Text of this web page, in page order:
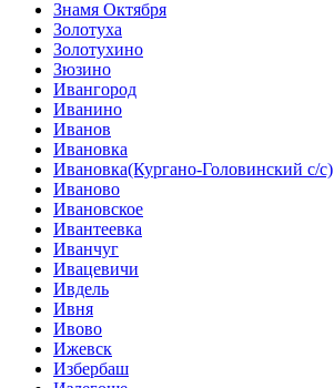
Знамя Октября
Золотуха
Золотухино
Зюзино
Ивангород
Иванино
Иванов
Ивановка
Ивановка(Кургано-Головинский с/с)
Иваново
Ивановское
Ивантеевка
Иванчуг
Ивацевичи
Ивдель
Ивня
Ивово
Ижевск
Избербаш